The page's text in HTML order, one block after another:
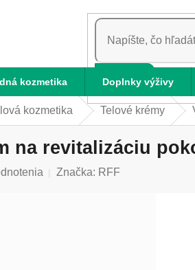
HĽADAŤ
kozmetika Doplnky výživy
kozmetika Telové krémy
na revitalizáciu
Značka: RFF